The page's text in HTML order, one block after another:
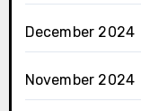
December 2024
November 2024